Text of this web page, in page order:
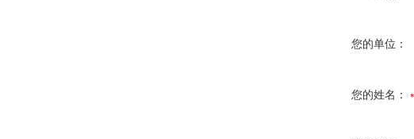
您的单位：
您的姓名：